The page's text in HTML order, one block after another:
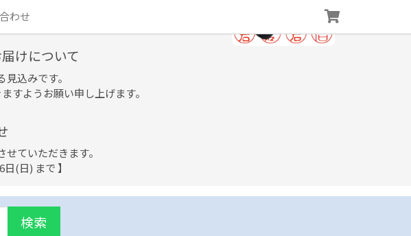
わせ
けについて
込みです。
すようお願い申し上げます。
ていただきます。
(日) まで 】
検索